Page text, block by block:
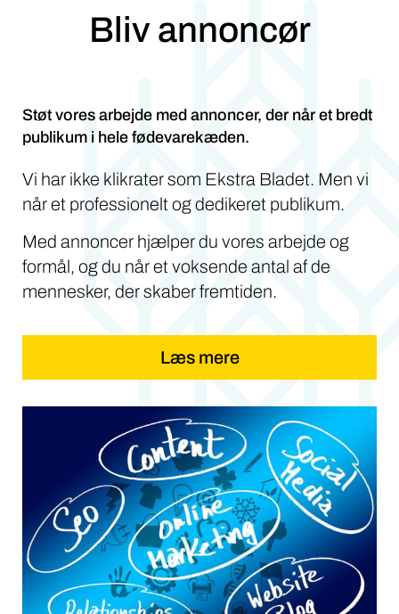
Bliv annoncør
Støt vores arbejde med annoncer, der når et bredt
publikum i hele fødevarekæden.
Vi har ikke klikrater som Ekstra Bladet. Men vi
når et professionelt og dedikeret publikum.
Med annoncer hjælper du vores arbejde og
formål, og du når et voksende antal af de
mennesker, der skaber fremtiden.
Læs mere